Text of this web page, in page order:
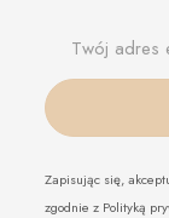
Twój adres
Zapisując się,
zgodnie z Polityką